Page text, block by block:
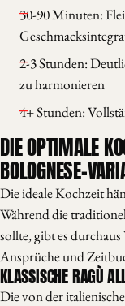
30-90 Minuten:
2-3 Stunden:
zu harmonieren
4+ Stunden:
DIE OPTIMALE
BOLOGNESE-
Die ideale Kochzeit
Während die
sollte, gibt es
Ansprüche und
KLASSISCHE RAGÙ
Die von der